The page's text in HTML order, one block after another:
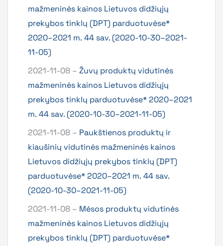
mažmeninės kainos Lietuvos didžiųjų
prekybos tinklų (DPT) parduotuvėse*
2020–2021 m. 44 sav. (2020-10-30–2021-
11-05)
2021-11-08 – Žuvų produktų vidutinės
mažmeninės kainos Lietuvos didžiųjų
prekybos tinklų parduotuvėse* 2020–2021
m. 44 sav. (2020-10-30–2021-11-05)
2021-11-08 – Paukštienos produktų ir
kiaušinių vidutinės mažmeninės kainos
Lietuvos didžiųjų prekybos tinklų (DPT)
parduotuvėse* 2020–2021 m. 44 sav.
(2020-10-30–2021-11-05)
2021-11-08 – Mėsos produktų vidutinės
mažmeninės kainos Lietuvos didžiųjų
prekybos tinklų (DPT) parduotuvėse*